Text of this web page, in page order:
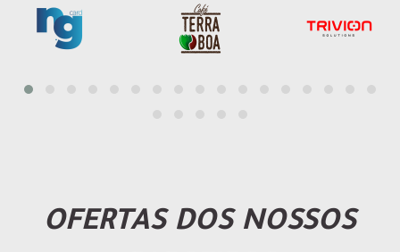
OFERTAS DOS NOSSOS